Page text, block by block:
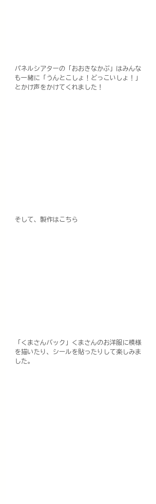
パネルシアターの「おおきなかぶ」はみんな
も一緒に「うんとこしょ！どっこいしょ！」
とかけ声をかけてくれました！
そして、製作はこちら
「くまさんバック」くまさんのお洋服に模様
を描いたり、シールを貼ったりして楽しみま
した。